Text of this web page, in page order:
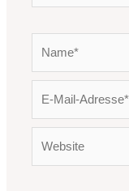
Adresse*